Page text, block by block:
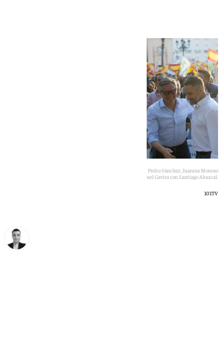
De izquierda a derecha, imágenes de María Jesús Montero con Pedro Sánchez, Juanma Moreno
con Alberto Núñez Feijóo y Manuel Gavira con Santiago Abascal.
101TV